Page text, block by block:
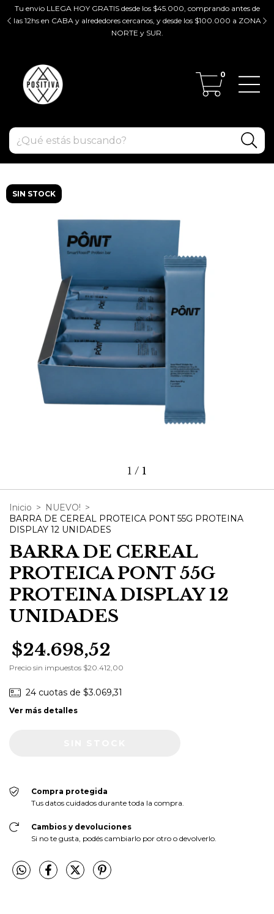
Tu envio LLEGA HOY GRATIS desde los $45.000, comprando antes de
las 12hs en CABA y alrededores cercanos, y desde los $100.000 a ZONA
NORTE y SUR.
0
SIN STOCK
1 / 1
Inicio > NUEVO! >
BARRA DE CEREAL PROTEICA PONT 55G PROTEINA
DISPLAY 12 UNIDADES
BARRA DE CEREAL
PROTEICA PONT 55G
PROTEINA DISPLAY 12
UNIDADES
$24.698,52
Precio sin impuestos $20.412,00
24 cuotas de $3.069,31
Ver más detalles
AVISARME POR WHATSAPP
Compra protegida
Tus datos cuidados durante toda la compra.
Cambios y devoluciones
Si no te gusta, podés cambiarlo por otro o devolverlo.